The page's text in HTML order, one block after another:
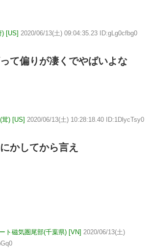
) [US] 2020/06/13(土) 09:04:35.23 ID:gLg0cfbg0
て偏りが凄くでやばいよな
茸) [US] 2020/06/13(土) 10:28:18.40 ID:1DlycTsy0
かしてから言え
ト磁気圏尾部(千葉県) [VN] 2020/06/13(土)